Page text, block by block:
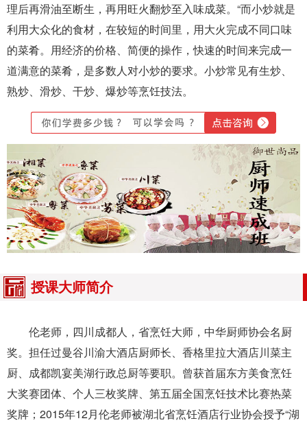
理后再滑油至断生，再用旺火翻炒至入味成菜。“而小炒就是
利用大众化的食材，在较短的时间里，用大火完成不同口味
的菜肴。用经济的价格、简便的操作，快速的时间来完成一
道满意的菜肴，是多数人对小炒的要求。小炒常见有生炒、
熟炒、滑炒、干炒、爆炒等烹饪技法。
授课大师简介
伦老师，四川成都人，省烹饪大师，中华厨师协会名厨
奖。担任过曼谷川渝大酒店厨师长、香格里拉大酒店川菜主
厨、成都凯宴美湖行政总厨等要职。曾获首届东方美食烹饪
大奖赛团体、个人三枚奖牌、第五届全国烹饪技术比赛热菜
奖牌；2015年12月伦老师被湖北省烹饪酒店行业协会授予“湖